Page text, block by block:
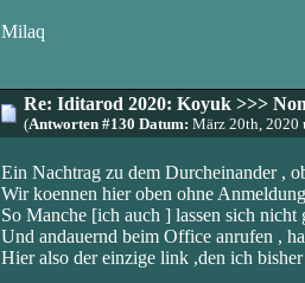
Milaq
Re: Iditarod 2020: Koyuk >>>
(Antworten #130 Datum: März 20th, 2020
Ein Nachtrag zu dem Durcheinander ,
Wir koennen hier oben ohne
So Manche [ich auch ] lassen sich
Und andauernd beim Office anrufen ,
Hier also der einzige link ,den ich